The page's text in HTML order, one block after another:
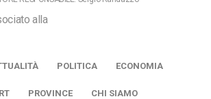
alla
POLITICA ECONOMIA
PROVINCE CHI SIAMO